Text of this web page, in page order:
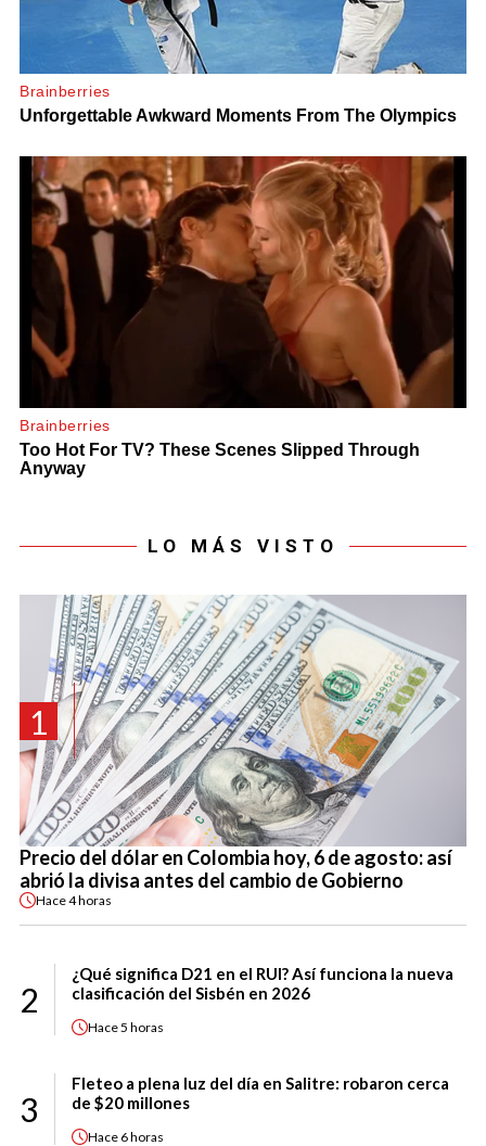
LO MÁS VISTO
1
Precio del dólar en Colombia hoy, 6 de agosto: así
abrió la divisa antes del cambio de Gobierno
Hace4 horas
2
¿Qué significa D21 en el RUI? Así funciona la nueva
clasificación del Sisbén en 2026
Hace5 horas
3
Fleteo a plena luz del día en Salitre: robaron cerca
de $20 millones
Hace 6 horas